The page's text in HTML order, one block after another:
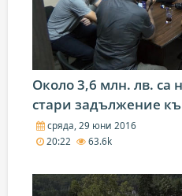
Около 3,6 млн. лв. са
стари задължение
сряда, 29 юни 2016
20:22
63.6k